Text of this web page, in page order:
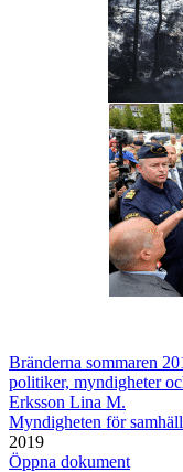
Bränderna sommaren
politiker, myndigheter
Erksson Lina M.
Myndigheten för
2019
Öppna dokument